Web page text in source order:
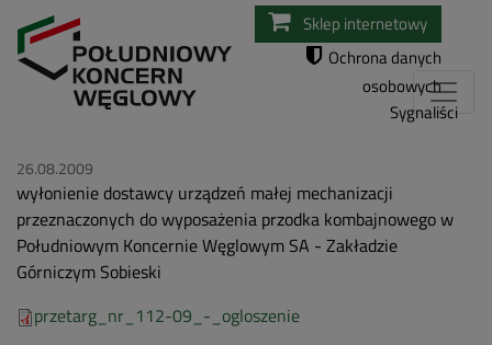
Przejdź
do
Sklep internetowy
Ochrona danych
osobowych
Sygnaliści
26.08.2009
wyłonienie dostawcy urządzeń małej mechanizacji
przeznaczonych do wyposażenia przodka kombajnowego w
Południowym Koncernie Węglowym SA - Zakładzie
Górniczym Sobieski
przetarg_nr_112-09_-_ogloszenie